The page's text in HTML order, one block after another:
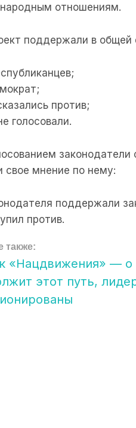
отношениям.
поддержали в
против;
голосовали.
законодатели
свое мнение по нему:
поддержали
против.
«Нацдвижения» — о
этот путь,